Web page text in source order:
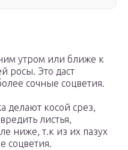
утром или ближе к
росы. Это даст
сочные соцветия.
делают косой срез,
листья,
ниже, т.к из их пазух
соцветия.